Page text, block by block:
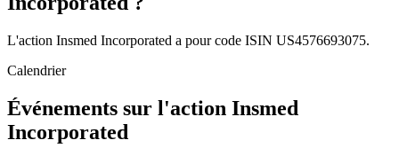
L'action Insmed Incorporated a pour code ISIN US4576693075.
Calendrier
Événements sur l'action Insmed
Incorporated